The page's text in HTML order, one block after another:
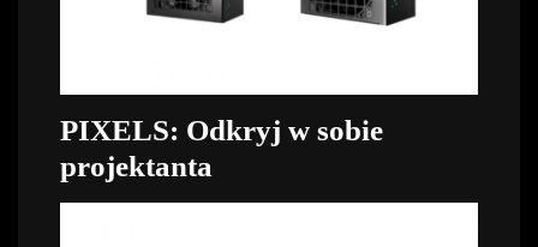
PIXELS: Odkryj w sobie
projektanta